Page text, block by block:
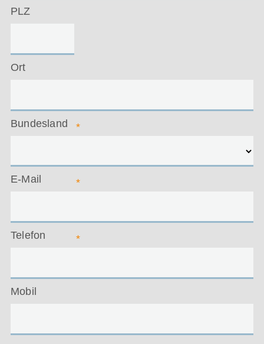
PLZ
Ort
Bundesland *
E-Mail *
Telefon *
Mobil